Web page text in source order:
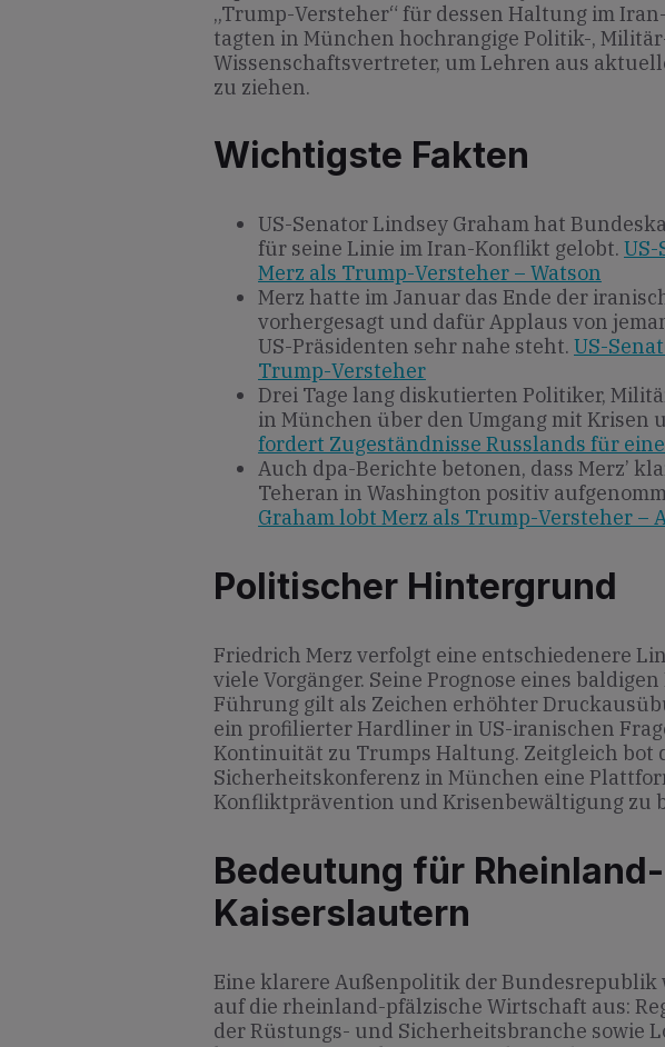
„Trump-Versteher“ für dessen Haltung im
tagten in München hochrangige Politik-,
Wissenschaftsvertreter, um Lehren aus
zu ziehen.
Wichtigste Fakten
US-Senator Lindsey Graham hat
für seine Linie im Iran-Konflikt gelobt.
Merz als Trump-Versteher – Watson
Merz hatte im Januar das Ende der
vorhergesagt und dafür Applaus von
US-Präsidenten sehr nahe steht. US-
Trump-Versteher
Drei Tage lang diskutierten Politiker,
in München über den Umgang mit Krisen
fordert Zugeständnisse Russlands für
Auch dpa-Berichte betonen, dass Merz’
Teheran in Washington positiv
Graham lobt Merz als Trump-Versteher –
Politischer Hintergrund
Friedrich Merz verfolgt eine entschiedenere
viele Vorgänger. Seine Prognose eines
Führung gilt als Zeichen erhöhter
ein profilierter Hardliner in US-iranischen
Kontinuität zu Trumps Haltung. Zeitgleich bot
Sicherheitskonferenz in München eine
Konfliktprävention und Krisenbewältigung zu
Bedeutung für
Kaiserslautern
Eine klarere Außenpolitik der
auf die rheinland-pfälzische Wirtschaft aus:
der Rüstungs- und Sicherheitsbranche sowie